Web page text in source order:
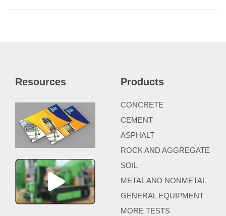
Resources Products
CONCRETE
CEMENT
ASPHALT
ROCK AND AGGREGATE
SOIL
METAL AND NONMETAL
GENERAL EQUIPMENT
MORE TESTS